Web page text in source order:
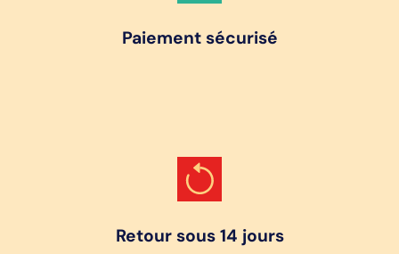
Paiement sécurisé
Retour sous 14 jours